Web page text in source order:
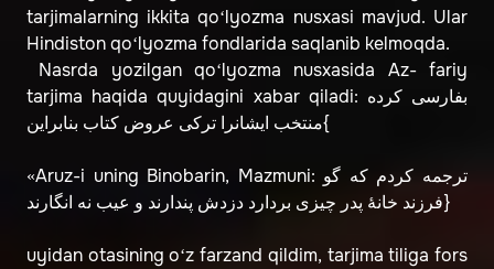
tarjimalarning ikkita qo‘lyozma nusxasi mavjud. Ular
Hindiston qo‘lyozma fondlarida saqlanib kelmoqda.
Nasrda yozilgan qo‘lyozma nusxasida Az- fariy
tarjima haqida quyidagini xabar qiladi: بفارسى كرده
منتخب ايشانرا تركى عروض كتاب بنابراين{
«Aruz-i uning Binobarin, Mazmuni: ترجمه كردم كه گو
فرزند خانۀ پدر چيزى بردارد دزدش پندارند و عيب نه انگارند}
uyidan otasining o‘z farzand qildim, tarjima tiliga fors